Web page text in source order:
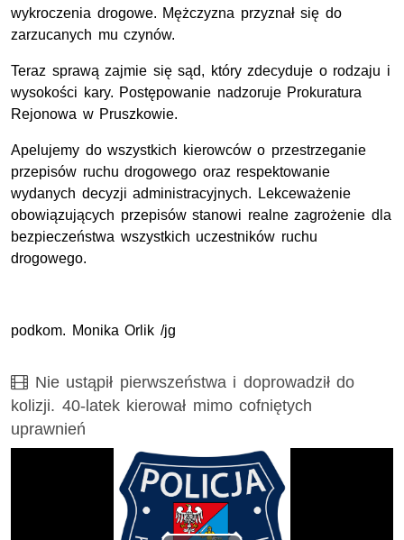
wykroczenia drogowe. Mężczyzna przyznał się do
zarzucanych mu czynów.
Teraz sprawą zajmie się sąd, który zdecyduje o rodzaju i
wysokości kary. Postępowanie nadzoruje Prokuratura
Rejonowa w Pruszkowie.
Apelujemy do wszystkich kierowców o przestrzeganie
przepisów ruchu drogowego oraz respektowanie
wydanych decyzji administracyjnych. Lekceważenie
obowiązujących przepisów stanowi realne zagrożenie dla
bezpieczeństwa wszystkich uczestników ruchu
drogowego.
podkom. Monika Orlik /jg
Film
Nie ustąpił pierwszeństwa i doprowadził do
kolizji. 40-latek kierował mimo cofniętych
uprawnień
Opis filmu: Nie ustąpił pierwszeństwa i doprowadził do